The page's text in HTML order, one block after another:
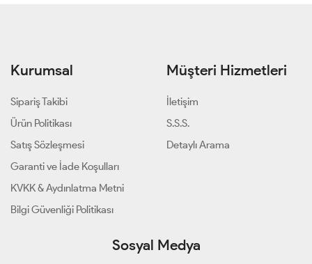
Kurumsal
Sipariş Takibi
Ürün Politikası
Satış Sözleşmesi
Garanti ve İade Koşulları
KVKK & Aydınlatma Metni
Bilgi Güvenliği Politikası
Müşteri Hizmetleri
İletişim
S.S.S.
Detaylı Arama
Sosyal Medya